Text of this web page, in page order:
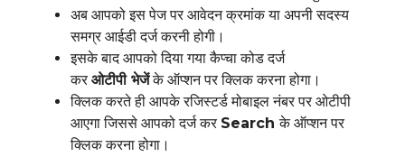
अब आपको इस पेज पर आवेदन क्रमांक या अपनी सदस्य
समग्र आईडी दर्ज करनी होगी।
इसके बाद आपको दिया गया कैप्चा कोड दर्ज
कर ओटीपी भेजेंके ऑप्शन पर क्लिक करना होगा।
क्लिक करते ही आपके रजिस्टर्ड मोबाइल नंबर पर ओटीपी
आएगा जिससे आपको दर्ज कर Searchके ऑप्शन पर
क्लिक करना होगा।